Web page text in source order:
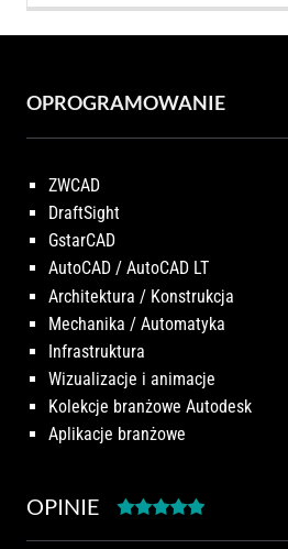
OPROGRAMOWANIE
ZWCAD
DraftSight
GstarCAD
AutoCAD / AutoCAD LT
Architektura / Konstrukcja
Mechanika / Automatyka
Infrastruktura
Wizualizacje i animacje
Kolekcje branżowe Autodesk
Aplikacje branżowe
OPINIE